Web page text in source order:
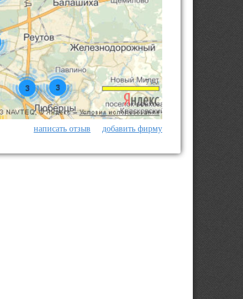
написать отзыв добавить фирму